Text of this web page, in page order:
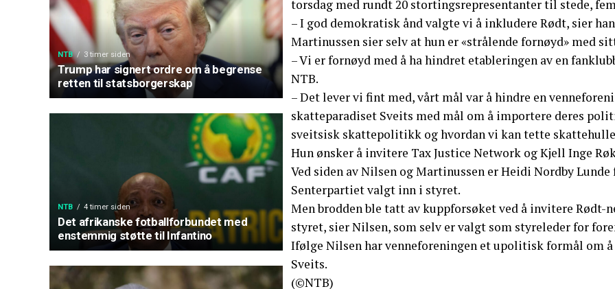
NTB 3 timer siden
Trump har signert ordre om å begrense
retten til statsborgerskap
NTB 4 timer siden
Det afrikanske fotballforbundet med
enstemmig støtte til Infantino
torsdag med rundt 20 stortingsrepresentanter til stede,
– I god demokratisk ånd valgte vi å inkludere Rødt, sier
Martinussen sier selv at hun er «strålende fornøyd» med
– Vi er fornøyd med å ha hindret etableringen av en
NTB.
– Det lever vi fint med, vårt mål var å hindre en
skatteparadiset Sveits med mål om å importere deres
sveitsisk skattepolitikk og hvordan vi kan tette
Hun ønsker å invitere Tax Justice Network og Kjell Inge
Ved siden av Nilsen og Martinussen er Heidi Nordby
Senterpartiet valgt inn i styret.
Men brodden ble tatt av kuppforsøket ved å invitere
styret, sier Nilsen, som selv er valgt som styreleder for
Ifølge Nilsen har venneforeningen et upolitisk formål om
Sveits.
(©NTB)